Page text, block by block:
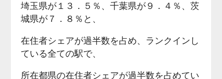
埼玉県が１３．５％、千葉県が９．４％、茨
城県が７．８％と、
在住者シェアが過半数を占め、ランクインし
ている全ての駅で、
所在都県の在住者シェアが過半数を占めてい